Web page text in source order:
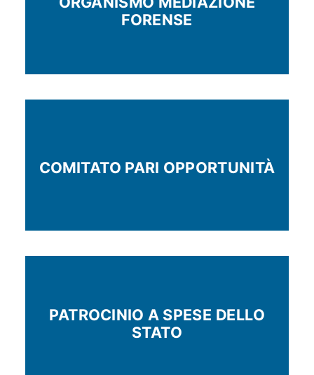
FORENSE
COMITATO PARI OPPORTUNITÀ
PATROCINIO A SPESE DELLO
STATO